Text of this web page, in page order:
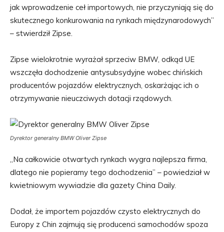
jak wprowadzenie ceł importowych, nie przyczyniają się do
skutecznego konkurowania na rynkach międzynarodowych”
– stwierdził Zipse.
Zipse wielokrotnie wyrażał sprzeciw BMW, odkąd UE
wszczęła dochodzenie antysubsydyjne wobec chińskich
producentów pojazdów elektrycznych, oskarżając ich o
otrzymywanie nieuczciwych dotacji rządowych.
Dyrektor generalny BMW Oliver Zipse
„Na całkowicie otwartych rynkach wygra najlepsza firma,
dlatego nie popieramy tego dochodzenia” – powiedział w
kwietniowym wywiadzie dla gazety China Daily.
Dodał, że importem pojazdów czysto elektrycznych do
Europy z Chin zajmują się producenci samochodów spoza